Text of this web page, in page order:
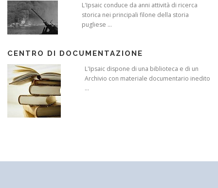
L'Ipsaic conduce da anni attività di ricerca
storica nei principali filone della storia
pugliese ...
CENTRO DI DOCUMENTAZIONE
L'Ipsaic dispone di una biblioteca e di un
Archivio con materiale documentario inedito
...